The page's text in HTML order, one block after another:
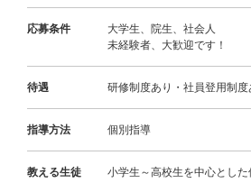
応募条件
大学生、院生、社会人
未経験者、大歓迎です！
待遇 研修制度あり・社員登用制度
指導方法 個別指導
教える生徒 小学生～高校生を中心とした